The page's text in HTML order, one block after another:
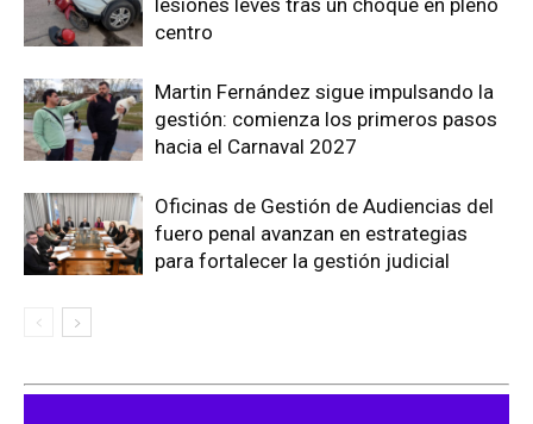
centro
Martin Fernández sigue impulsando la
gestión: comienza los primeros pasos
hacia el Carnaval 2027
Oficinas de Gestión de Audiencias del
fuero penal avanzan en estrategias
para fortalecer la gestión judicial